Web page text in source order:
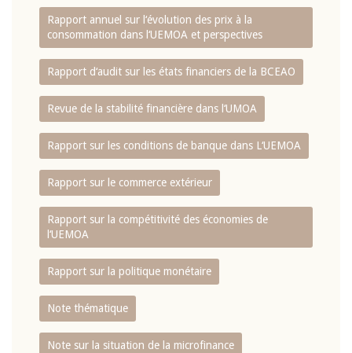
Rapport annuel sur l‘évolution des prix à la
consommation dans l‘UEMOA et perspectives
Rapport d‘audit sur les états financiers de la BCEAO
Revue de la stabilité financière dans l‘UMOA
Rapport sur les conditions de banque dans L‘UEMOA
Rapport sur le commerce extérieur
Rapport sur la compétitivité des économies de
l‘UEMOA
Rapport sur la politique monétaire
Note thématique
Note sur la situation de la microfinance